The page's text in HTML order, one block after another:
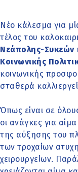
Νέο κάλεσμα για
τέλος του
Νεάπολης-Συκεών
Κοινωνικής
κοινωνικής
σταθερά
Όπως είναι σε
οι ανάγκες για
της αύξησης του
των τροχαίων
χειρουργείων.